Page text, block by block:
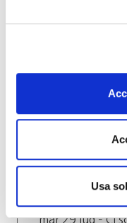
Usa
News
vino
il custode del
vino
mar 29 lug – Ci